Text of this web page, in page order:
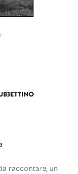
raccontare, un